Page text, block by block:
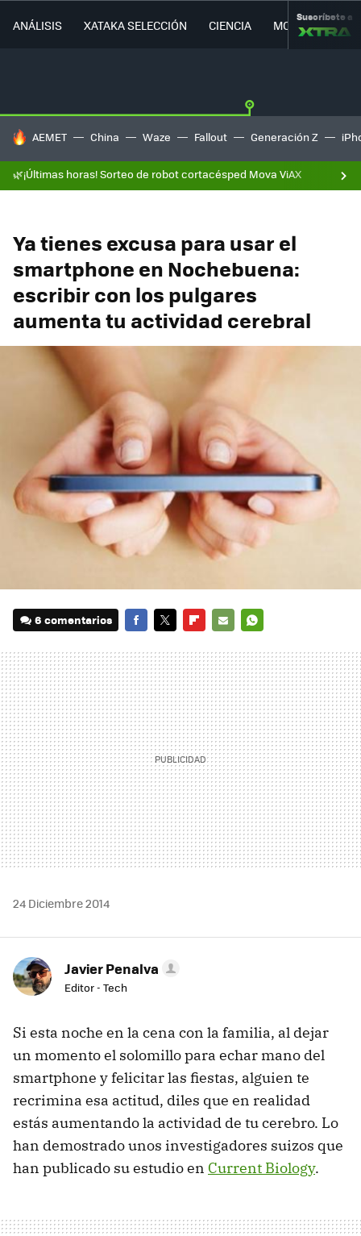
ANÁLISIS XATAKA SELECCIÓN CIENCIA MOVILIDAD
Suscríbete a
HOY SE HABLA DE
AEMET China Waze Fallout Generación Z
🌿¡Últimas horas! Sorteo de robot cortacésped Mova ViAX
Ya tienes excusa para usar el
smartphone en Nochebuena:
escribir con los pulgares
aumenta tu actividad cerebral
6 comentarios
MAIL
24 Diciembre 2014
Javier Penalva
Editor - Tech
Si esta noche en la cena con la familia, al dejar
un momento el solomillo para echar mano del
smartphone y felicitar las fiestas, alguien te
recrimina esa actitud, diles que en realidad
estás aumentando la actividad de tu cerebro. Lo
han demostrado unos investigadores suizos que
han publicado su estudio en Current Biology.